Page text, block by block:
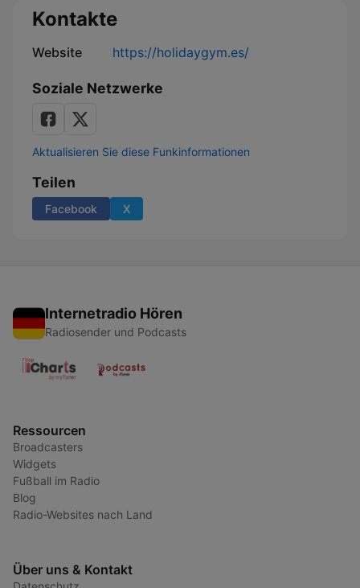
Kontakte
Website https://holidaygym.es/
Soziale Netzwerke
Aktualisieren Sie diese Funkinformationen
Teilen
Facebook X
Internetradio Hören
Radiosender und Podcasts
Ressourcen
Broadcasters
Widgets
Fußball im Radio
Blog
Radio-Websites nach Land
Über uns & Kontakt